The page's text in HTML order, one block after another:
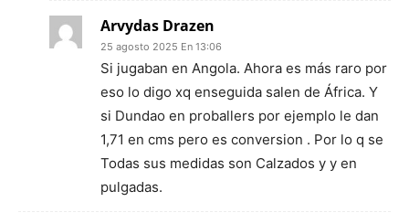
Arvydas Drazen
25 agosto 2025 En 13:06
Si jugaban en Angola. Ahora es más raro por
eso lo digo xq enseguida salen de África. Y
si Dundao en proballers por ejemplo le dan
1,71 en cms pero es conversion . Por lo q se
Todas sus medidas son Calzados y y en
pulgadas.